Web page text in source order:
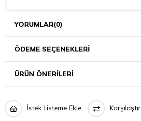
YORUMLAR(0)
ÖDEME SEÇENEKLERI
ÜRÜN ÖNERILERI
İstek Listeme Ekle Karşılaştır